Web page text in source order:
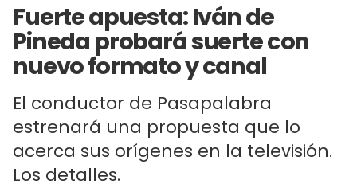
Fuerte apuesta: Iván de
Pineda probará suerte con
nuevo formato y canal
El conductor de Pasapalabra
estrenará una propuesta que lo
acerca sus orígenes en la televisión.
Los detalles.